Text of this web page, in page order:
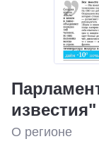
О регионе